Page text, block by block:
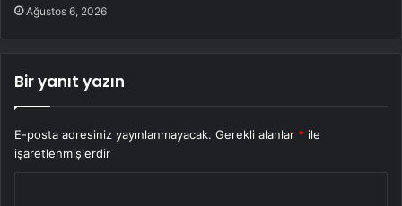
Ağustos 6, 2026
Bir yanıt yazın
E-posta adresiniz yayınlanmayacak. Gerekli alanlar * ile
işaretlenmişlerdir